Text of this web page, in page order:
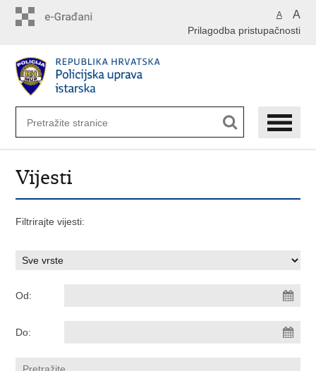
A A
Prilagodba pristupačnosti
Vijesti
Filtrirajte vijesti:
Od:
Do: